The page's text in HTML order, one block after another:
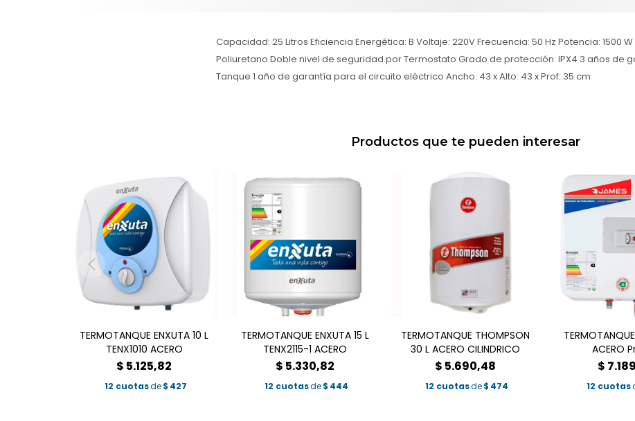
Capacidad: 25 Litros Eficiencia Energética: B Voltaje: 220V Frecuencia: 50 Hz Potencia: 1500
Poliuretano Doble nivel de seguridad por Termostato Grado de protección: IPX4 3 años de
Tanque 1 año de garantía para el circuito eléctrico Ancho: 43 x Alto: 43 x Prof: 35 cm
Productos que te pueden interesar
TERMOTANQUE ENXUTA 10 L
TENX1010 ACERO
$ 5.125,82
12 cuotasde $ 427
TERMOTANQUE ENXUTA 15 L
TENX2115-1 ACERO
$ 5.330,82
12 cuotasde $ 444
TERMOTANQUE THOMPSON
30 L ACERO CILINDRICO
$ 5.690,48
12 cuotasde$ 474
ACERO
$
12 cuotas